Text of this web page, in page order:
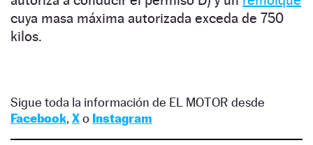
cuya masa máxima autorizada exceda de 750
kilos.
Sigue toda la información de EL MOTOR desde
Facebook, Xo Instagram